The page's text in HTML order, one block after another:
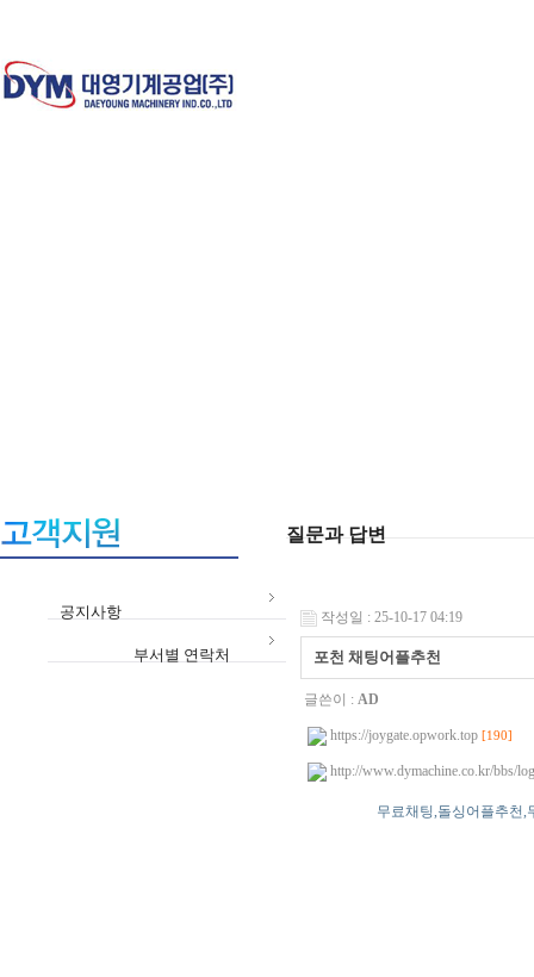
공지사항
부서별 연락처
질문과 답변
작성일 : 25-10-17 04:19
포천 채팅어플추천
글쓴이 : AD
https://joygate.opwork.top [190]
http://www.dymachine.co.kr/bbs/
무료채팅,돌싱어플추천,